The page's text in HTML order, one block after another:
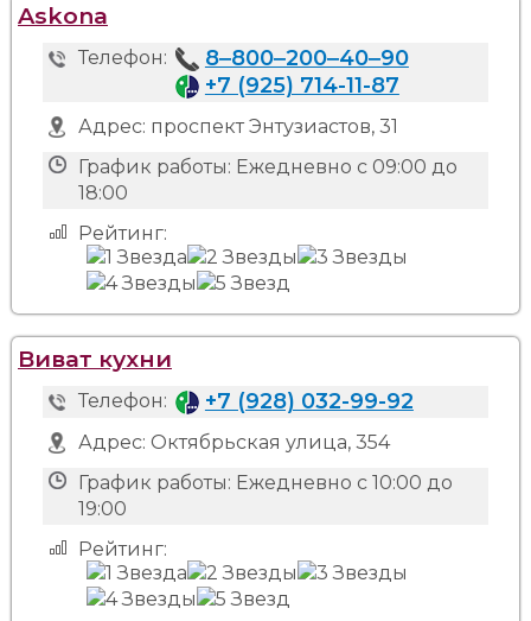
Askona
Телефон:
8‒800‒200‒40‒90
+7 (925) 714-11-87
Адрес: проспект Энтузиастов, 31
График работы: Ежедневно с 09:00 до
18:00
Рейтинг:
Виват кухни
Телефон: +7 (928) 032-99-92
Адрес: Октябрьская улица, 354
График работы: Ежедневно с 10:00 до
19:00
Рейтинг: